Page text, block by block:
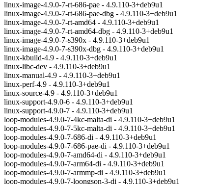
linux-image-4.9.0-7-rt-686-pae - 4.9.110-3+deb9u1
linux-image-4.9.0-7-rt-686-pae-dbg - 4.9.110-3+deb9u1
linux-image-4.9.0-7-rt-amd64 - 4.9.110-3+deb9u1
linux-image-4.9.0-7-rt-amd64-dbg - 4.9.110-3+deb9u1
linux-image-4.9.0-7-s390x - 4.9.110-3+deb9u1
linux-image-4.9.0-7-s390x-dbg - 4.9.110-3+deb9u1
linux-kbuild-4.9 - 4.9.110-3+deb9u1
linux-libc-dev - 4.9.110-3+deb9u1
linux-manual-4.9 - 4.9.110-3+deb9u1
linux-perf-4.9 - 4.9.110-3+deb9u1
linux-source-4.9 - 4.9.110-3+deb9u1
linux-support-4.9.0-6 - 4.9.110-3+deb9u1
linux-support-4.9.0-7 - 4.9.110-3+deb9u1
loop-modules-4.9.0-7-4kc-malta-di - 4.9.110-3+deb9u1
loop-modules-4.9.0-7-5kc-malta-di - 4.9.110-3+deb9u1
loop-modules-4.9.0-7-686-di - 4.9.110-3+deb9u1
loop-modules-4.9.0-7-686-pae-di - 4.9.110-3+deb9u1
loop-modules-4.9.0-7-amd64-di - 4.9.110-3+deb9u1
loop-modules-4.9.0-7-arm64-di - 4.9.110-3+deb9u1
loop-modules-4.9.0-7-armmp-di - 4.9.110-3+deb9u1
loop-modules-4.9.0-7-loongson-3-di - 4.9.110-3+deb9u1